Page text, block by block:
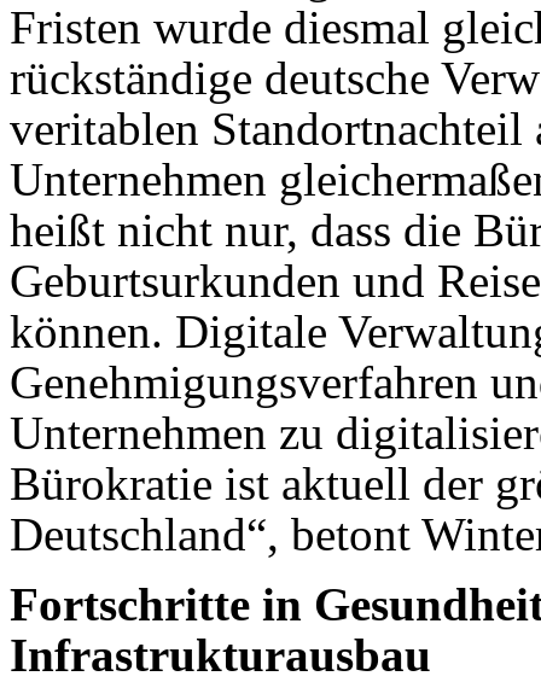
Fristen wurde diesmal
rückständige deutsche
veritablen Standortnachteil
Unternehmen
heißt nicht nur, dass die
Geburtsurkunden und
können. Digitale
Genehmigungsverfahren
Unternehmen zu
Bürokratie ist aktuell der
Deutschland“, betont
Fortschritte in
Infrastrukturausbau